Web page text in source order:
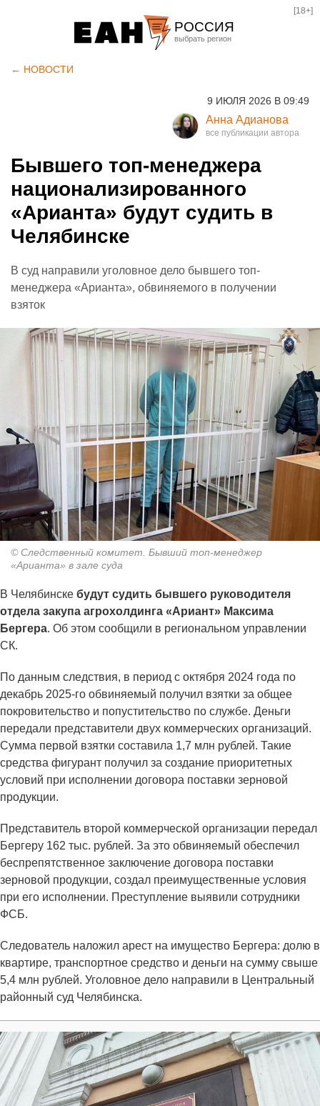
РОССИЯ
Курган
Оренбург
[18+]
← НОВОСТИ
9 ИЮЛЯ 2026 В 09:49
Анна Адианова
Бывшего топ-менеджера
национализированного
«Арианта» будут судить в
Челябинске
В суд направили уголовное дело бывшего топ-
менеджера «Арианта», обвиняемого в получении
взяток
© Следственный комитет. Бывший топ-менеджер
«Арианта» в зале суда
В Челябинске будут судить бывшего руководителя
отдела закупа агрохолдинга «Ариант» Максима
Бергера. Об этом сообщили в региональном управлении
СК.
По данным следствия, в период с октября 2024 года по
декабрь 2025-го обвиняемый получил взятки за общее
покровительство и попустительство по службе. Деньги
передали представители двух коммерческих организаций.
Сумма первой взятки составила 1,7 млн рублей. Такие
средства фигурант получил за создание приоритетных
условий при исполнении договора поставки зерновой
продукции.
Представитель второй коммерческой организации передал
Бергеру 162 тыс. рублей. За это обвиняемый обеспечил
беспрепятственное заключение договора поставки
зерновой продукции, создал преимущественные условия
при его исполнении. Преступление выявили сотрудники
ФСБ.
Следователь наложил арест на имущество Бергера: долю в
квартире, транспортное средство и деньги на сумму свыше
5,4 млн рублей. Уголовное дело направили в Центральный
районный суд Челябинска.